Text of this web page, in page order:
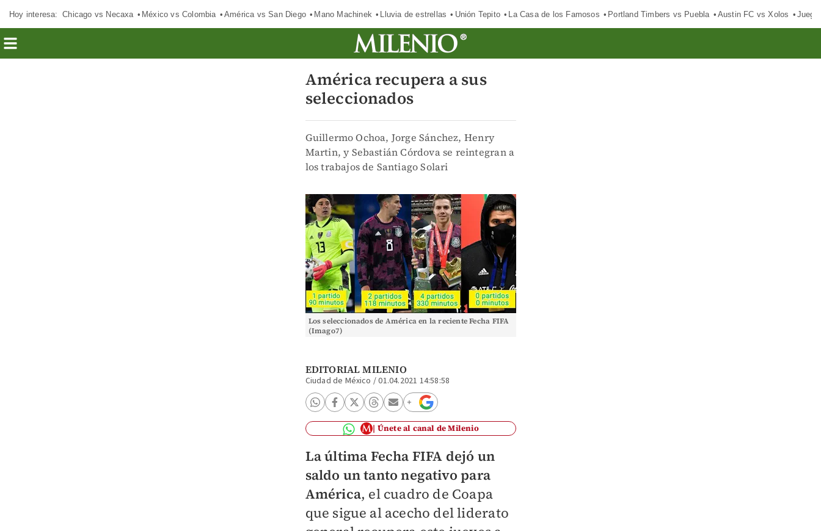
Hoy interesa: Chicago vs Necaxa México vs Colombia América vs San Diego Mano Machinek Lluvia de estrellas Unión Tepito La Casa de los Famosos Portland Timbers vs Puebla Austin FC vs Xolos
América recupera a sus
seleccionados
Guillermo Ochoa, Jorge Sánchez, Henry
Martin, y Sebastián Córdova se reintegran a
los trabajos de Santiago Solari
Los seleccionados de América en la reciente Fecha FIFA
(Imago7)
EDITORIAL MILENIO
Ciudad de México /01.04.2021 14:58:58
Únete al canal de Milenio
La última Fecha FIFA dejó un
saldo un tanto negativo para
América, el cuadro de Coapa
que sigue al acecho del liderato